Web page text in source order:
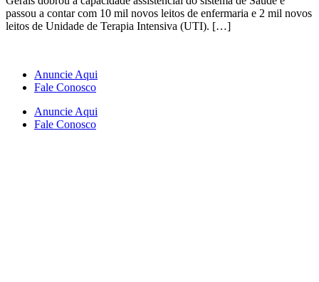
passou a contar com 10 mil novos leitos de enfermaria e 2 mil novos
leitos de Unidade de Terapia Intensiva (UTI). […]
Anuncie Aqui
Fale Conosco
Anuncie Aqui
Fale Conosco